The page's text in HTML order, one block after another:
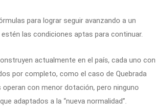
para lograr seguir avanzando a un
las condiciones aptas para continuar.
actualmente en el país, cada uno con
por completo, como el caso de Quebrada
con menor dotación, pero ninguno
adaptados a la “nueva normalidad”.